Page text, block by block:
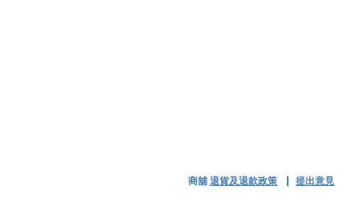
商舖退貨及退款政策 提出意見